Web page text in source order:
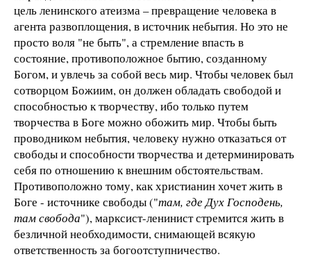
цель ленинского атеизма – превращение человека в
агента развоплощения, в источник небытия. Но это не
просто воля "не быть", а стремление впасть в
состояние, противоположное бытию, созданному
Богом, и увлечь за собой весь мир. Чтобы человек был
сотворцом Божиим, он должен обладать свободой и
способностью к творчеству, ибо только путем
творчества в Боге можно обожить мир. Чтобы быть
проводником небытия, человеку нужно отказаться от
свободы и способности творчества и детерминировать
себя по отношению к внешним обстоятельствам.
Противоположно тому, как христианин хочет жить в
Боге - источнике свободы ("там, где Дух Господень,
там свобода"), марксист-ленинист стремится жить в
безличной необходимости, снимающей всякую
ответственность за богоотступничество.